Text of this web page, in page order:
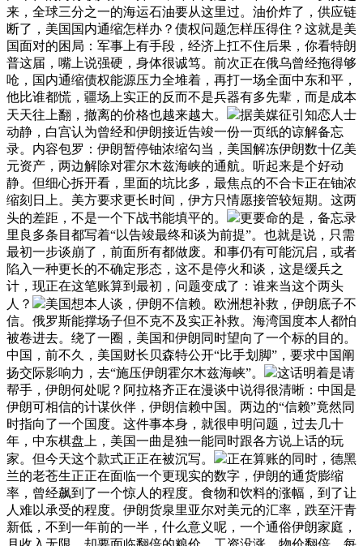
来，全球三分之一的海运石油要从这里过。油价炸了，供应链
断了，美国国内通缩怎样办？债权问题怎样压得住？这就是美
国面对的困局：军事上有手段，经济上扛不住后果，你看特朗
普这届，嘴上说强硬，身体很诚笃。前次正在俄乌曾经拖得够
呛，国内通缩债权能源压力全堆着，再打一场全面中东和平，
他比谁都慌，疆场上实正的反而不是兵器有多先辈，而是成本
天天往上翻，撤离的价格也越来越大。
据美媒征引知恋人士
动静，白宫认为曾经和伊朗接近告竣一份一页纸的谅解备忘
录。内容包罗：伊朗暂停铀浓缩勾当，美国解冻伊朗数十亿美
元资产，两边解除对霍尔木兹海峡的通航。听起来是个好动
静。但细心拆开看，里面的坑比多，最焦点的不合卡正在铀浓
缩刻日上。美方要求更长时间，伊方只情愿接管较短期。这两
头的差距，不是一个下战书能填平的。
更要命的是，备忘录
里良多条目都写着“以告竣最终和谈为前提”。也就是说，只需
最初一步谈崩了，前面所有都做废。和事仍有可能沉启，或者
陷入一种更长的不确定形态，这不是停火和谈，这是缓兵之
计，现正在这笔账算到最初，问题变成了：谁来当这个两头
人？
美国想本人谈，伊朗不信赖。欧洲想补救，伊朗底子不
信。俄罗斯能撑场子但不克不及实正补救。海湾国度本人都怕
被卷进去。绕了一圈，美国和伊朗同时望向了一个标的目的。
中国，前不久，美国财长贝森特公开“比手划脚”，要求中国阐
扬交际影响力，去“施压伊朗霍尔木兹海峡”。
这话明着是请
帮手，伊朗何处呢？阿拉格齐正在漫谈中说得很清晰：中国是
伊朗可相信的计谋伙伴，伊朗信赖中国。两边的“信赖”竟然同
时指向了一个国度。这件事本身，就很申明问题，过去几十
年，中东棋盘上，美国一曲是独一能同时跟各方说上话的玩
家。但今天这个款式正正在被沉写。
正在算账的同时，德黑
兰的老苍生正正在面临一个更现实的数字，伊朗的通货膨缩
率，曾经飙到了一个惊人的程度。食物和饮料的涨幅，到了让
人难以承受的程度。伊朗货泉里亚尔对美元的汇率，跌至汗青
新低，不到一年前的一半，什么意义呢，一个通俗伊朗家庭，